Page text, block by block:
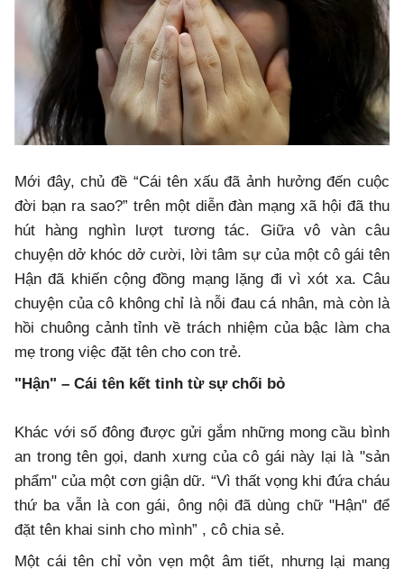
Mới đây, chủ đề “Cái tên xấu đã ảnh hưởng đến cuộc
đời bạn ra sao?” trên một diễn đàn mạng xã hội đã thu
hút hàng nghìn lượt tương tác. Giữa vô vàn câu
chuyện dở khóc dở cười, lời tâm sự của một cô gái tên
Hận đã khiến cộng đồng mạng lặng đi vì xót xa. Câu
chuyện của cô không chỉ là nỗi đau cá nhân, mà còn là
hồi chuông cảnh tỉnh về trách nhiệm của bậc làm cha
mẹ trong việc đặt tên cho con trẻ.
"Hận" – Cái tên kết tinh từ sự chối bỏ
Khác với số đông được gửi gắm những mong cầu bình
an trong tên gọi, danh xưng của cô gái này lại là "sản
phẩm" của một cơn giận dữ. “Vì thất vọng khi đứa cháu
thứ ba vẫn là con gái, ông nội đã dùng chữ "Hận" để
đặt tên khai sinh cho mình” , cô chia sẻ.
Một cái tên chỉ vỏn vẹn một âm tiết, nhưng lại mang